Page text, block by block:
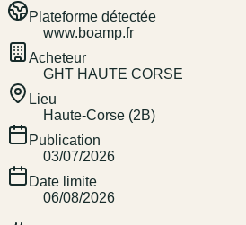
Plateforme détectée
www.boamp.fr
Acheteur
GHT HAUTE CORSE
Lieu
Haute-Corse (2B)
Publication
03/07/2026
Date limite
06/08/2026